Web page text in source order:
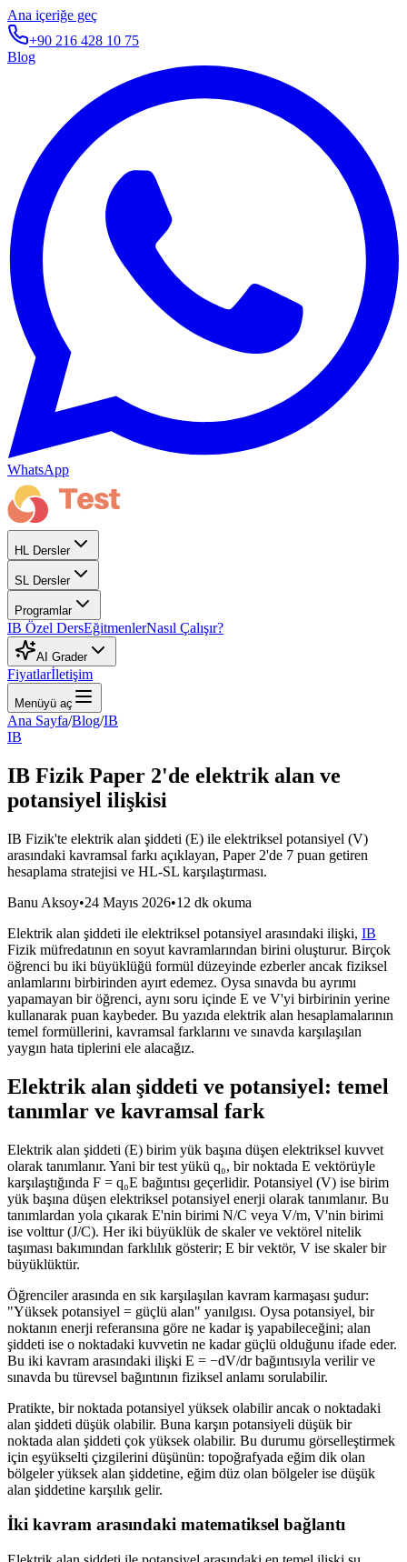
Ana içeriğe geç
+90 216 428 10 75
Blog
WhatsApp
HL Dersler
SL Dersler
Programlar
IB Özel DersEğitmenlerNasıl Çalışır?
AI Grader
Fiyatlarİletişim
Menüyü aç
Ana Sayfa/Blog/IB
IB
IB Fizik Paper 2'de elektrik alan ve
potansiyel ilişkisi
IB Fizik'te elektrik alan şiddeti (E) ile elektriksel potansiyel (V)
arasındaki kavramsal farkı açıklayan, Paper 2'de 7 puan getiren
hesaplama stratejisi ve HL-SL karşılaştırması.
Banu Aksoy•24 Mayıs 2026•12 dk okuma
Elektrik alan şiddeti ile elektriksel potansiyel arasındaki ilişki, IB
Fizik müfredatının en soyut kavramlarından birini oluşturur. Birçok
öğrenci bu iki büyüklüğü formül düzeyinde ezberler ancak fiziksel
anlamlarını birbirinden ayırt edemez. Oysa sınavda bu ayrımı
yapamayan bir öğrenci, aynı soru içinde E ve V'yi birbirinin yerine
kullanarak puan kaybeder. Bu yazıda elektrik alan hesaplamalarının
temel formüllerini, kavramsal farklarını ve sınavda karşılaşılan
yaygın hata tiplerini ele alacağız.
Elektrik alan şiddeti ve potansiyel: temel
tanımlar ve kavramsal fark
Elektrik alan şiddeti (E) birim yük başına düşen elektriksel kuvvet
olarak tanımlanır. Yani bir test yükü q₀, bir noktada E vektörüyle
karşılaştığında F = q₀E bağıntısı geçerlidir. Potansiyel (V) ise birim
yük başına düşen elektriksel potansiyel enerji olarak tanımlanır. Bu
tanımlardan yola çıkarak E'nin birimi N/C veya V/m, V'nin birimi
ise volttur (J/C). Her iki büyüklük de skaler ve vektörel nitelik
taşıması bakımından farklılık gösterir; E bir vektör, V ise skaler bir
büyüklüktür.
Öğrenciler arasında en sık karşılaşılan kavram karmaşası şudur:
"Yüksek potansiyel = güçlü alan" yanılgısı. Oysa potansiyel, bir
noktanın enerji referansına göre ne kadar iş yapabileceğini; alan
şiddeti ise o noktadaki kuvvetin ne kadar güçlü olduğunu ifade eder.
Bu iki kavram arasındaki ilişki E = −dV/dr bağıntısıyla verilir ve
sınavda bu türevsel bağıntının fiziksel anlamı sorulabilir.
Pratikte, bir noktada potansiyel yüksek olabilir ancak o noktadaki
alan şiddeti düşük olabilir. Buna karşın potansiyeli düşük bir
noktada alan şiddeti çok yüksek olabilir. Bu durumu görselleştirmek
için eşyükselti çizgilerini düşünün: topoğrafyada eğim dik olan
bölgeler yüksek alan şiddetine, eğim düz olan bölgeler ise düşük
alan şiddetine karşılık gelir.
İki kavram arasındaki matematiksel bağlantı